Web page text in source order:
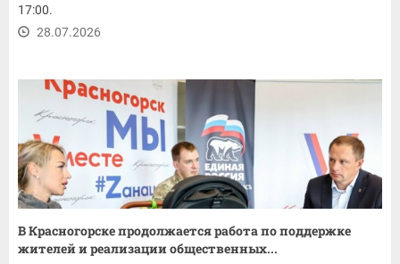
17:00.
28.07.2026
В Красногорске продолжается работа по поддержке
жителей и реализации общественных...